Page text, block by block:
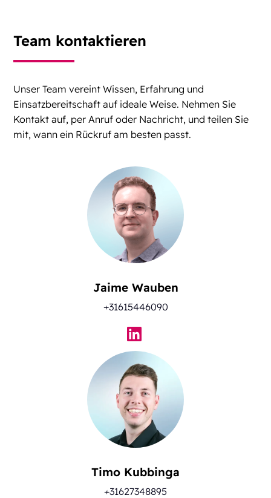
Team kontaktieren
Unser Team vereint Wissen, Erfahrung und
Einsatzbereitschaft auf ideale Weise. Nehmen Sie
Kontakt auf, per Anruf oder Nachricht, und teilen Sie
mit, wann ein Rückruf am besten passt.
Jaime Wauben
+31615446090
Timo Kubbinga
+31627348895